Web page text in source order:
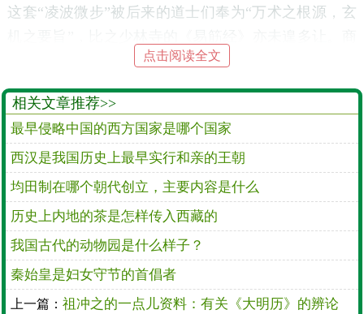
这套“凌波微步”被后来的道士们奉为“万术之根源，玄
汤为了求雨，要点火自焚，有人说这是装样子，但如
果不是大家公认他是全国最好的巫师，他即便想作秀
也没机会。
周朝以后，巫师的政治地位逐渐降低，但参与的政
治活动却越来越多，跟巫师有关的宗教事务分工越来
越细，出现了专门整理巫术档案的“史”，专门负责祷
告的“祝”，专门负责占星相术的“卜”，而“巫”的官职主
要负责与神鬼沟通。
汉代以后，儒家地位上升，神鬼地位下降，并且逐
渐低于政治和生活，因此巫师逐渐演变成算命、占
点击阅读全文
相关文章推荐>>
最早侵略中国的西方国家是哪个国家
西汉是我国历史上最早实行和亲的王朝
均田制在哪个朝代创立，主要内容是什么
历史上内地的茶是怎样传入西藏的
我国古代的动物园是什么样子？
秦始皇是妇女守节的首倡者
上一篇： 祖冲之的一点儿资料：有关《大明历》的辨论